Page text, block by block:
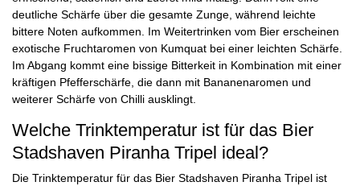
deutliche Schärfe über die gesamte Zunge, während leichte
bittere Noten aufkommen. Im Weitertrinken vom Bier erscheinen
exotische Fruchtaromen von Kumquat bei einer leichten Schärfe.
Im Abgang kommt eine bissige Bitterkeit in Kombination mit einer
kräftigen Pfefferschärfe, die dann mit Bananenaromen und
weiterer Schärfe von Chilli ausklingt.
Welche Trinktemperatur ist für das Bier
Stadshaven Piranha Tripel ideal?
Die Trinktemperatur für das Bier Stadshaven Piranha Tripel ist